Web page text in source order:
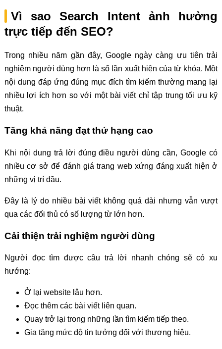
Vì sao Search Intent ảnh hưởng
trực tiếp đến SEO?
Trong nhiều năm gần đây, Google ngày càng ưu tiên trải
nghiệm người dùng hơn là số lần xuất hiện của từ khóa. Một
nội dung đáp ứng đúng mục đích tìm kiếm thường mang lại
nhiều lợi ích hơn so với một bài viết chỉ tập trung tối ưu kỹ
thuật.
Tăng khả năng đạt thứ hạng cao
Khi nội dung trả lời đúng điều người dùng cần, Google có
nhiều cơ sở để đánh giá trang web xứng đáng xuất hiện ở
những vị trí đầu.
Đây là lý do nhiều bài viết không quá dài nhưng vẫn vượt
qua các đối thủ có số lượng từ lớn hơn.
Cải thiện trải nghiệm người dùng
Người đọc tìm được câu trả lời nhanh chóng sẽ có xu
hướng:
Ở lại website lâu hơn.
Đọc thêm các bài viết liên quan.
Quay trở lại trong những lần tìm kiếm tiếp theo.
Gia tăng mức độ tin tưởng đối với thương hiệu.